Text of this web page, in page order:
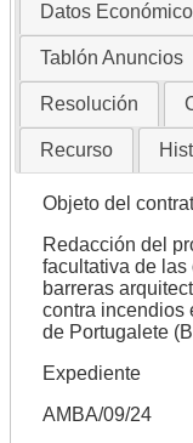
Datos
Tablón Anuncios
Resolución
Recurso
Objeto del
Redacción del
facultativa de
barreras
contra incendios
de Portugalete
Expediente
AMBA/09/24